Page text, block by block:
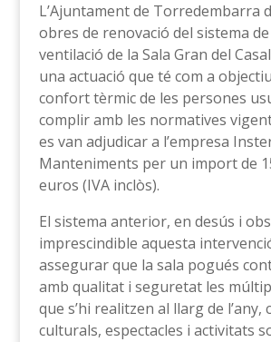
L’Ajuntament de Torredembarra
obres de renovació del sistema
ventilació de la Sala Gran del
una actuació que té com a
confort tèrmic de les persones
complir amb les normatives
es van adjudicar a l’empresa
Manteniments per un import de
euros (IVA inclòs).
El sistema anterior, en desús i
imprescindible aquesta
assegurar que la sala pogués
amb qualitat i seguretat les
que s’hi realitzen al llarg de l’any,
culturals, espectacles i activitats